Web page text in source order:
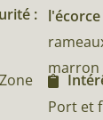
:
Zone
l'écorce
marron
Port et